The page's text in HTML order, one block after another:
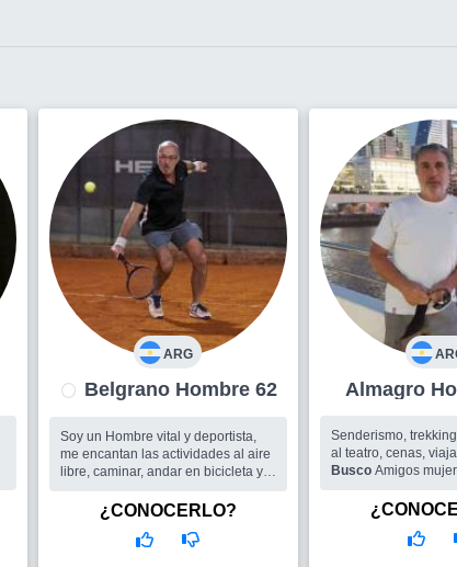
ARG
Belgrano Hombre 62
Soy un Hombre vital y deportista,
me encantan las actividades al aire
libre, caminar, andar en bicicleta y
música (casi toda), bailar, ir al cine y
al teatro. Cr...
Me encantaria encontrar una
¿CONOCERLO?
Senderismo,
al teatro, cenas,
BuscoAmigos mujeres u